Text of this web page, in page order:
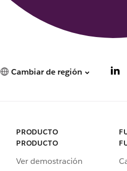
Cambiar de región
PRODUCTO
PRODUCTO
Ver demostración